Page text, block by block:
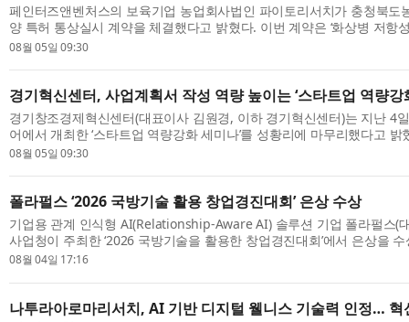
페인터즈앤벤처스의 보육기업 농업회사법인 파이토리서치가 충청북도
양 특허 통상실시 계약을 체결했다고 밝혔다. 이번 계약은 ‘화상병 저항
량증식 배양 방법’에 대한 조직배양 특허 기술이 대상이다. 과수화상병
08월 05일 09:30
경기혁신센터, 사업계획서 작성 역량 높이는 ‘스타트업 역량강
경기창조경제혁신센터(대표이사 김원경, 이하 경기혁신센터)는 지난 4
어에서 개최한 ‘스타트업 역량강화 세미나’를 성황리에 마무리했다고
예비·초기 창업자의 사업계획서 작성 역량을 강화하고 정부지원사업 및
08월 05일 09:30
폴라펄스 ‘2026 국방기술 활용 창업경진대회’ 은상 수상
기업용 관계 인식형 AI(Relationship-Aware AI) 솔루션 기업 폴라펄스(
사업청이 주최한 ‘2026 국방기술을 활용한 창업경진대회’에서 은상을
회는 7월 30일부터 8월 1일까지 서울 양재 aT센터 제2전시장에서 열린
08월 04일 17:16
나투라아로마리서치, AI 기반 디지털 웰니스 기술력 인정… 혁